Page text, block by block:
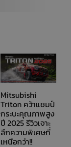
Mitsubishi
Triton คว้าแชมป์
กระบะคุณภาพสูง
ปี 2025 รีวิวเจาะ
ลึกความพิเศษที่
เหนือกว่า!!